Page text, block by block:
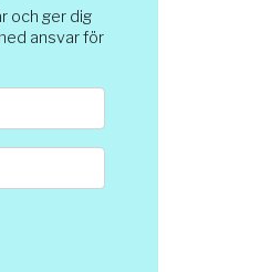
och ger dig
ansvar för